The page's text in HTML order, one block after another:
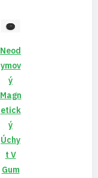
Neod
Ymov
Ý
Magn
Etick
Ý
Úchy
T V
Gum